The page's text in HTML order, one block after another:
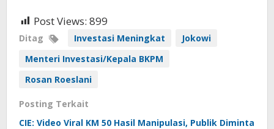
Post Views: 899
Ditag Investasi Meningkat
Jokowi
Menteri Investasi/Kepala BKPM
Rosan Roeslani
Posting Terkait
CIE: Video Viral KM 50 Hasil Manipulasi, Publik Diminta